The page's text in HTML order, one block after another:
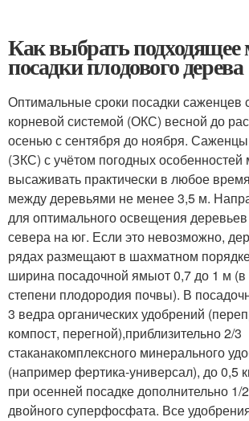
Как выбрать подходящее
посадки плодового дерева
Оптимальные сроки посадки саженцев
корневой системой (ОКС) весной до
осенью с сентября до ноября. Саженцы
(ЗКС) с учётом погодных
высаживать практически в любое
между деревьями не менее 3,5 м.
для оптимального освещения
севера на юг. Если это невозможно,
рядах размещают в шахматном
ширина посадочной ямыот 0,7 до 1 м (в
степени плодородия почвы). В
3 ведра органических удобрений
компост, перегной),приблизительно 2/3
стаканакомплексного минерального
(например фертика-универсал), до 0,5
при осенней посадке дополнительно 1/
двойного суперфосфата. Все